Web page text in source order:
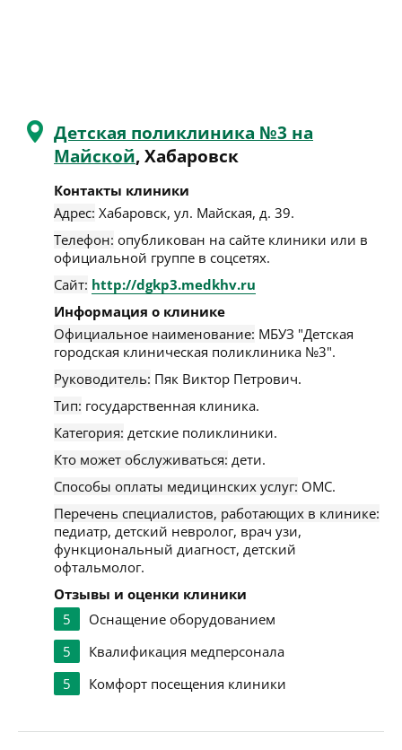
Детская поликлиника №3 на
Майской, Хабаровск
Контакты клиники
Адрес: Хабаровск, ул. Майская, д. 39.
Телефон: опубликован на сайте клиники или в
официальной группе в соцсетях.
Сайт: http://dgkp3.medkhv.ru
Информация о клинике
Официальное наименование: МБУЗ "Детская
городская клиническая поликлиника №3".
Руководитель: Пяк Виктор Петрович.
Тип: государственная клиника.
Категория: детские поликлиники.
Кто может обслуживаться: дети.
Способы оплаты медицинских услуг: ОМС.
Перечень специалистов, работающих в клинике:
педиатр, детский невролог, врач узи,
функциональный диагност, детский
офтальмолог.
Отзывы и оценки клиники
5
Оснащение оборудованием
5
Квалификация медперсонала
5
Комфорт посещения клиники